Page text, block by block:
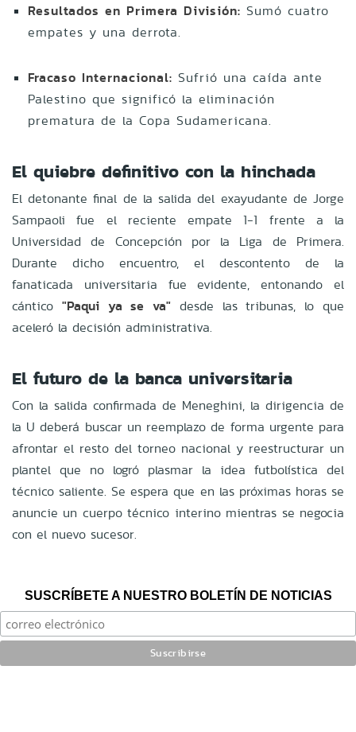
Resultados en Primera División: Sumó cuatro
empates y una derrota.
Fracaso Internacional: Sufrió una caída ante
Palestino que significó la eliminación
prematura de la Copa Sudamericana.
El quiebre definitivo con la hinchada
El detonante final de la salida del exayudante de Jorge
Sampaoli fue el reciente empate 1-1 frente a la
Universidad de Concepción por la Liga de Primera.
Durante dicho encuentro, el descontento de la
fanaticada universitaria fue evidente, entonando el
cántico "Paqui ya se va" desde las tribunas, lo que
aceleró la decisión administrativa.
El futuro de la banca universitaria
Con la salida confirmada de Meneghini, la dirigencia de
la U deberá buscar un reemplazo de forma urgente para
afrontar el resto del torneo nacional y reestructurar un
plantel que no logró plasmar la idea futbolística del
técnico saliente. Se espera que en las próximas horas se
anuncie un cuerpo técnico interino mientras se negocia
con el nuevo sucesor.
SUSCRÍBETE A NUESTRO BOLETÍN DE NOTICIAS